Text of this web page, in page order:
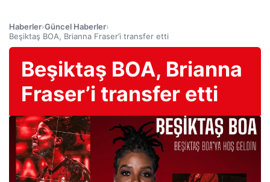
Haberler›Güncel Haberler›
Beşiktaş BOA, Brianna Fraser’i transfer etti
Beşiktaş BOA, Brianna
Fraser’i transfer etti